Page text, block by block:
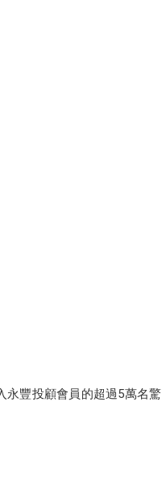
永豐投顧會員的超過5萬名驚